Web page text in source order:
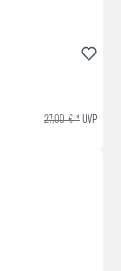
27,00 € *UVP